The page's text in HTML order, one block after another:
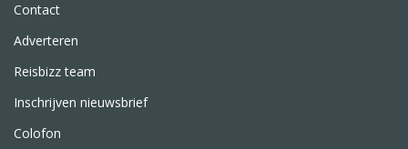
Contact
Adverteren
Reisbizz team
Inschrijven nieuwsbrief
Colofon